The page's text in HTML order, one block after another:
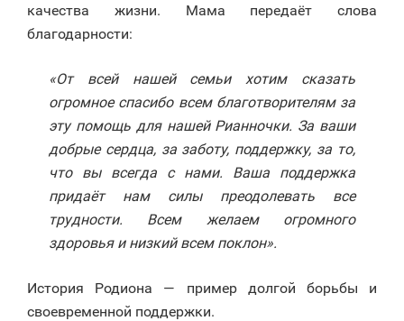
качества жизни. Мама передаёт слова
благодарности:
«От всей нашей семьи хотим сказать
огромное спасибо всем благотворителям за
эту помощь для нашей Рианночки. За ваши
добрые сердца, за заботу, поддержку, за то,
что вы всегда с нами. Ваша поддержка
придаёт нам силы преодолевать все
трудности. Всем желаем огромного
здоровья и низкий всем поклон».
История Родиона — пример долгой борьбы и
своевременной поддержки.